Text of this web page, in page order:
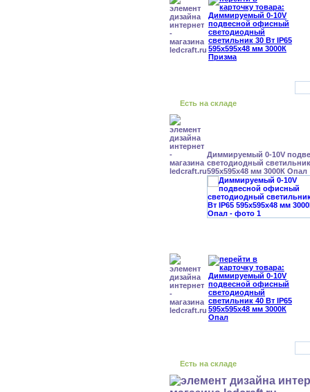
Есть на складе
Диммируемый 0-10V
светодиодный
595x595x48 мм 3000К Опал
Есть на складе